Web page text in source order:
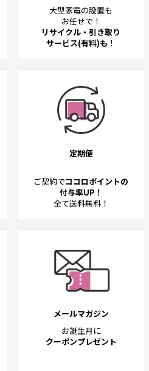
大型家電の設置も
お任せで！
リサイクル・引き取り
サービス(有料)も！
定期便
ご契約でココロポイントの
付与率UP！
全て送料無料！
メールマガジン
お誕生月に
クーポンプレゼント